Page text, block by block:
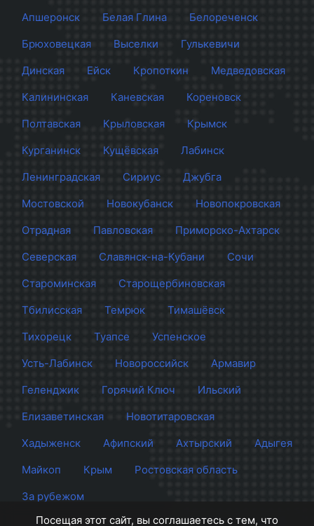
Апшеронск
Белая Глина
Белореченск
Брюховецкая
Выселки
Гулькевичи
Динская
Ейск Кропоткин
Медведовская
Калининская
Каневская
Кореновск
Полтавская
Крыловская
Крымск
Курганинск
Кущёвская
Лабинск
Ленинградская
Сириус
Джубга
Мостовской
Новокубанск
Новопокровская
Отрадная
Павловская
Приморско-Ахтарск
Северская
Славянск-на-Кубани
Сочи
Староминская
Старощербиновская
Тбилисская
Темрюк
Тимашёвск
Тихорецк
Туапсе
Успенское
Усть-Лабинск
Новороссийск
Армавир
Геленджик
Горячий Ключ
Ильский
Елизаветинская
Новотитаровская
Хадыженск
Афипский Ахтырский
Адыгея
Майкоп
Крым
Ростовская область
За рубежом
Посещая этот сайт, вы соглашаетесь с тем, что